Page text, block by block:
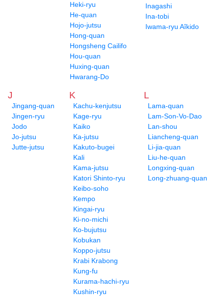
Heki-ryu
He-quan
Hojo-jutsu
Hong-quan
Hongsheng Cailifo
Hou-quan
Huxing-quan
Hwarang-Do
Inagashi
Ina-tobi
Iwama-ryu Aîkido
J
Jingang-quan
Jingen-ryu
Jodo
Jo-jutsu
Jutte-jutsu
K
Kachu-kenjutsu
Kage-ryu
Kaiko
Ka-jutsu
Kakuto-bugei
Kali
Kama-jutsu
Katori Shinto-ryu
Keibo-soho
Kempo
Kingai-ryu
Ki-no-michi
Ko-bujutsu
Kobukan
Koppo-jutsu
Krabi Krabong
Kung-fu
Kurama-hachi-ryu
Kushin-ryu
L
Lama-quan
Lam-Son-Vo-Dao
Lan-shou
Liancheng-quan
Li-jia-quan
Liu-he-quan
Longxing-quan
Long-zhuang-quan